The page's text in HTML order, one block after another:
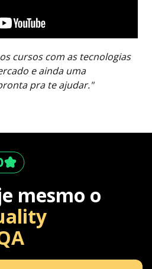
cursos com as tecnologias
e ainda uma
pra te ajudar."
mesmo o